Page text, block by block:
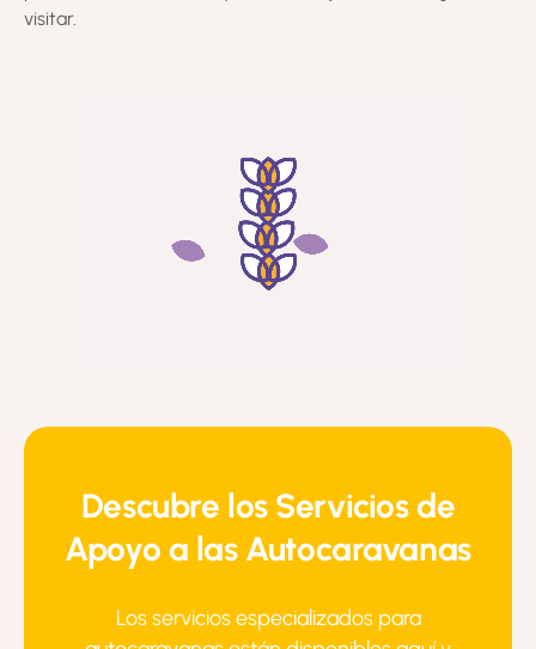
visitar.
Descubre los Servicios de
Apoyo a las Autocaravanas
Los servicios especializados para